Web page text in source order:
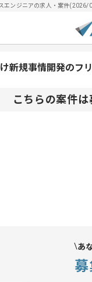
エンジニアの求人・案件
新規事情開発のフ
こちらの案件
あ